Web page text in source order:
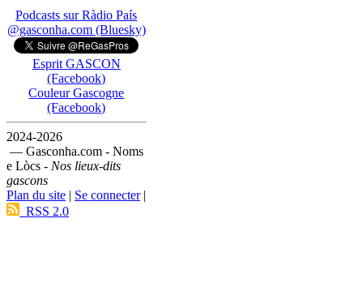
Podcasts sur Ràdio País
@gasconha.com (Bluesky)
Esprit GASCON
(Facebook)
Couleur Gascogne
(Facebook)
2024-2026
— Gasconha.com - Noms
e Lòcs - Nos lieux-dits
gascons
Plan du site | Se connecter|
RSS 2.0